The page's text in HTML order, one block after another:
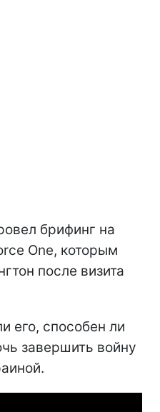
брифинг на
One, которым
после визита
его, способен ли
завершить войну